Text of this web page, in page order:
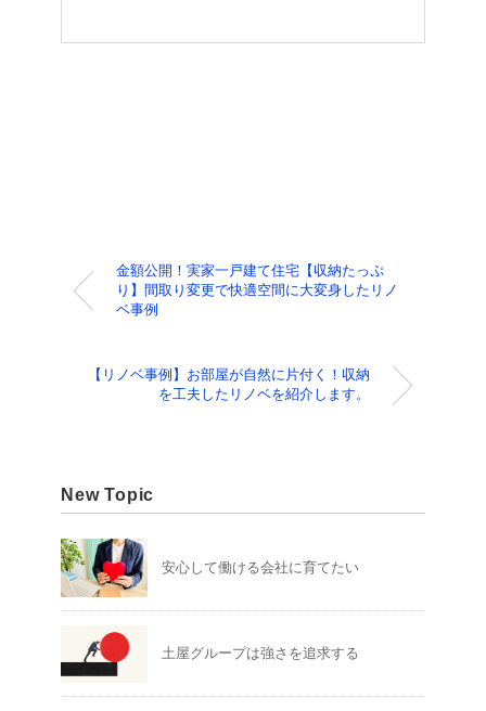
金額公開！実家一戸建て住宅【収納たっぷ
り】間取り変更で快適空間に大変身したリノ
ベ事例
【リノベ事例】お部屋が自然に片付く！収納
を工夫したリノベを紹介します。
New Topic
安心して働ける会社に育てたい
土屋グループは強さを追求する